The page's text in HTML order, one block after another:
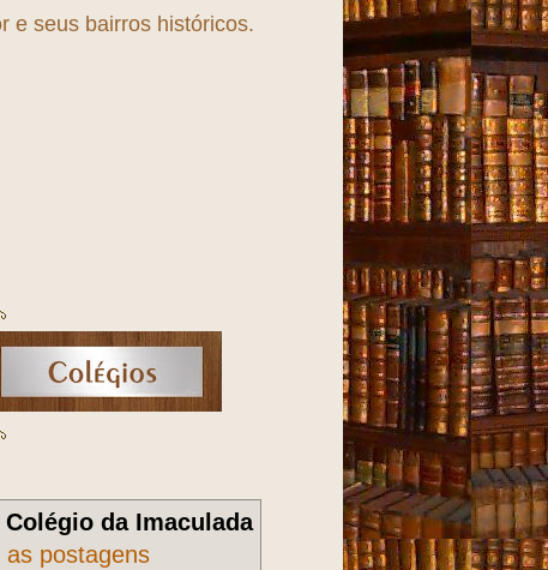
e seus bairros históricos.
Colégio da Imaculada
postagens